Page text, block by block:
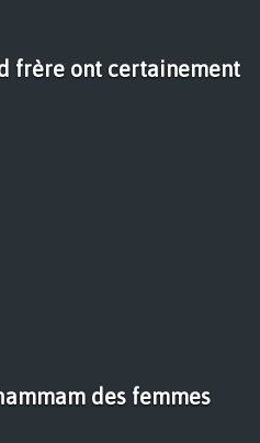
frère ont certainement
des femmes